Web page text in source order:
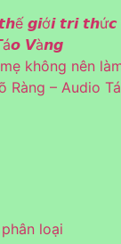
𝙜𝙞ớ𝙞 𝙩𝙧𝙞
𝙑à𝙣𝙜
không nên
Ràng – Audio
loại